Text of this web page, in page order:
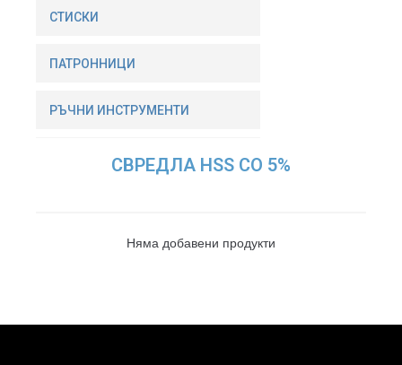
СТИСКИ
ПАТРОННИЦИ
РЪЧНИ ИНСТРУМЕНТИ
СВРЕДЛА HSS СО 5%
Няма добавени продукти